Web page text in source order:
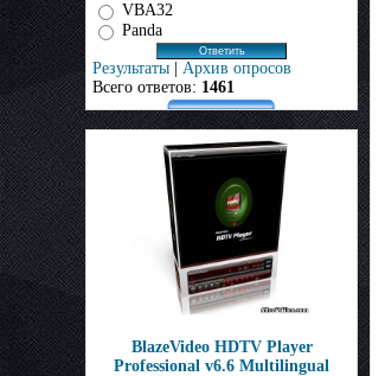
VBA32
Panda
Результаты | Архив опросов
Всего ответов: 1461
BlazeVideo HDTV Player
Professional v6.6 Multilingual